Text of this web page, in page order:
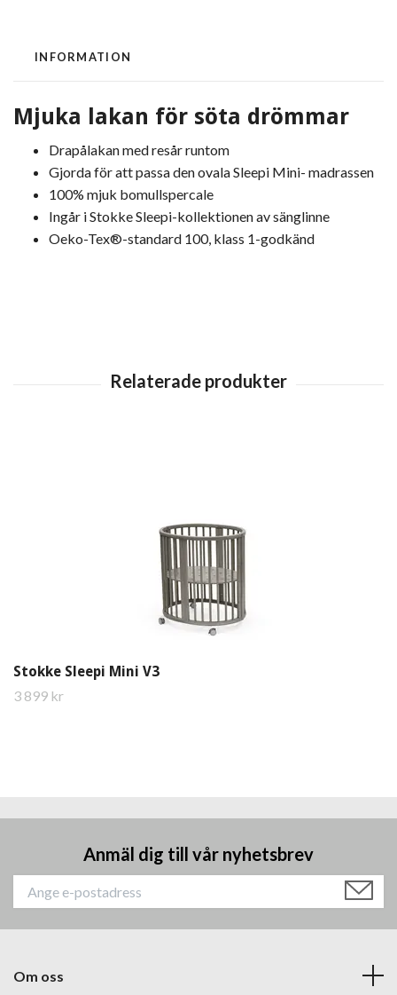
INFORMATION
Mjuka lakan för söta drömmar
Drapålakan med resår runtom
Gjorda för att passa den ovala Sleepi Mini- madrassen
100% mjuk bomullspercale
Ingår i Stokke Sleepi-kollektionen av sänglinne
Oeko-Tex®-standard 100, klass 1-godkänd
Stokke Sleepi Mini V3
3 899 kr
Anmäl dig till vår nyhetsbrev
Om oss